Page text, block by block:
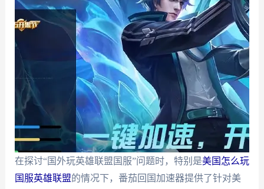
在探讨“国外玩英雄联盟国服”问题时，特别是美国怎么玩
国服英雄联盟的情况下，番茄回国加速器提供了针对美